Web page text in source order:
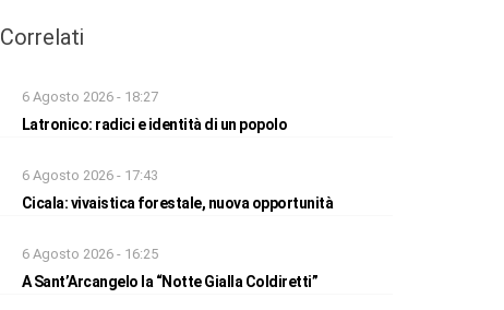
Correlati
6 Agosto 2026 - 18:27
Latronico: radici e identità di un popolo
6 Agosto 2026 - 17:43
Cicala: vivaistica forestale, nuova opportunità
6 Agosto 2026 - 16:25
A Sant’Arcangelo la “Notte Gialla Coldiretti”